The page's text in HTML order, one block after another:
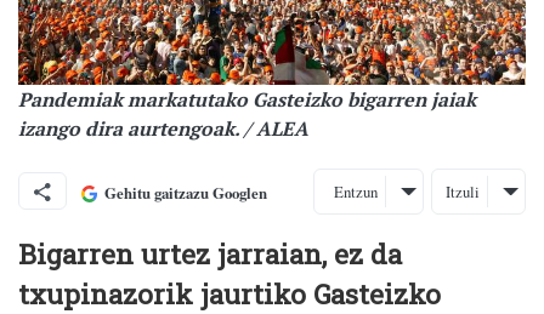
Pandemiak markatutako Gasteizko bigarren jaiak
izango dira aurtengoak. / ALEA
Gehitu gaitzazu Googlen Entzun Itzuli
Bigarren urtez jarraian, ez da
txupinazorik jaurtiko Gasteizko